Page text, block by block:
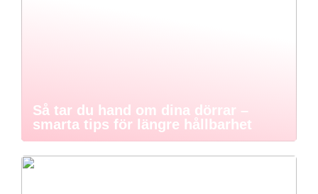
Så tar du hand om dina dörrar –
smarta tips för längre hållbarhet